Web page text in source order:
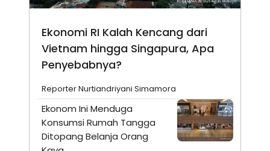
Ekonomi RI Kalah Kencang dari
Vietnam hingga Singapura, Apa
Penyebabnya?
Reporter Nurtiandriyani Simamora
Ekonom Ini Menduga
Konsumsi Rumah Tangga
Ditopang Belanja Orang